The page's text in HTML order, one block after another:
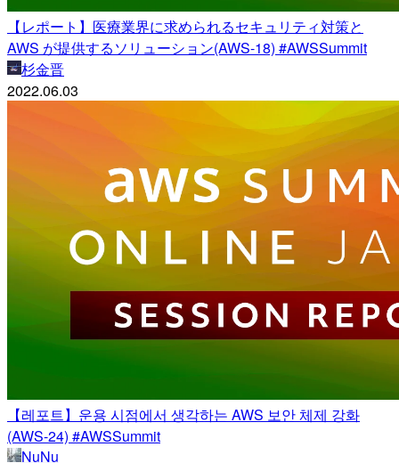
【レポート】医療業界に求められるセキュリティ対策と
AWS が提供するソリューション(AWS-18) #AWSSummit
杉金晋
2022.06.03
【레포트】운용 시점에서 생각하는 AWS 보안 체제 강화
(AWS-24) #AWSSummit
NuNu